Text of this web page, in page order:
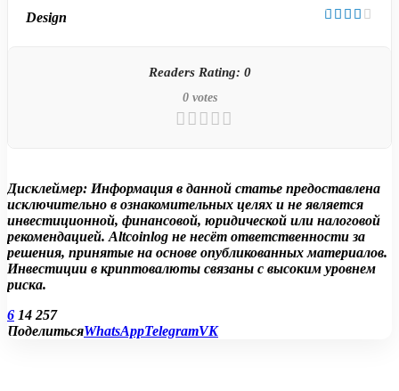
Design
Readers Rating: 0
0votes
Дисклеймер: Информация в данной статье предоставлена
исключительно в ознакомительных целях и не является
инвестиционной, финансовой, юридической или налоговой
рекомендацией. Altcoinlog не несёт ответственности за
решения, принятые на основе опубликованных материалов.
Инвестиции в криптовалюты связаны с высоким уровнем
риска.
6 14 257
ПоделитьсяWhatsAppTelegramVK